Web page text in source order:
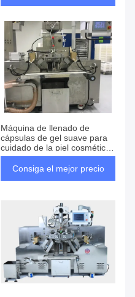
Máquina de llenado de
cápsulas de gel suave para
cuidado de la piel cosmético
de 4 pulgadas para
producción de lotes
Consiga el mejor precio